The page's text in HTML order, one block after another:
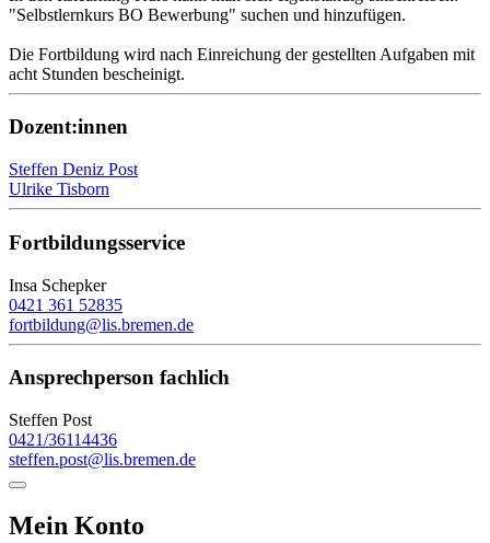
"Selbstlernkurs BO Bewerbung" suchen und hinzufügen.
Die Fortbildung wird nach Einreichung der gestellten Aufgaben mit
acht Stunden bescheinigt.
Dozent:innen
Steffen Deniz Post
Ulrike Tisborn
Fortbildungsservice
Insa Schepker
0421 361 52835
fortbildung@lis.bremen.de
Ansprechperson fachlich
Steffen Post
0421/36114436
steffen.post@lis.bremen.de
Mein Konto